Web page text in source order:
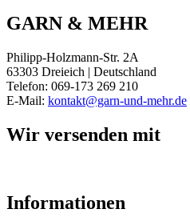
GARN & MEHR
Philipp-Holzmann-Str. 2A
63303 Dreieich | Deutschland
Telefon: 069-173 269 210
E-Mail: kontakt@garn-und-mehr.de
Wir versenden mit
Informationen